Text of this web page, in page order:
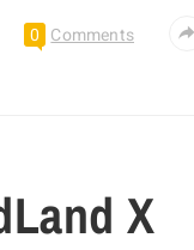
0 Comments
X